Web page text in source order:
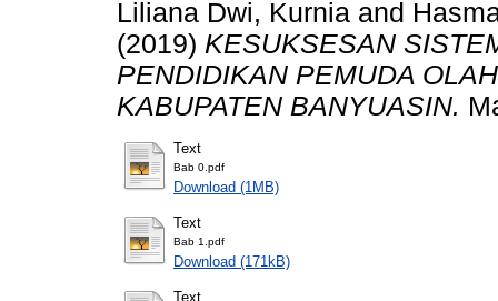
Liliana Dwi, Kurnia and
(2019) KESUKSESAN
PENDIDIKAN PEMUDA
KABUPATEN BANYUASIN.
Text
Bab 0.pdf
Download (1MB)
Text
Bab 1.pdf
Download (171kB)
Text